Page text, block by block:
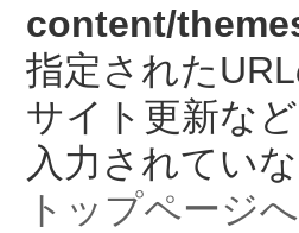
content/
指定された
サイト更新な
入力されてい
トップページへ